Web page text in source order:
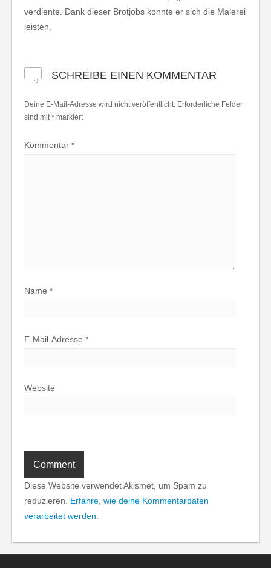
verdiente. Dank dieser Brotjobs konnte er sich die Malerei
leisten.
SCHREIBE EINEN KOMMENTAR
Deine E-Mail-Adresse wird nicht veröffentlicht. Erforderliche Felder
sind mit* markiert
Kommentar *
Name *
E-Mail-Adresse *
Website
Diese Website verwendet Akismet, um Spam zu
reduzieren. Erfahre, wie deine Kommentardaten
verarbeitet werden.